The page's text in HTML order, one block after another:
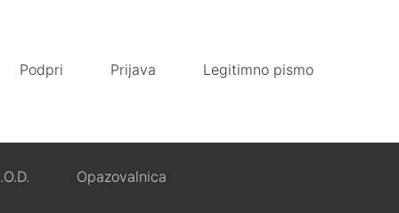
Podpri Prijava Legitimno pismo
Opazovalnica